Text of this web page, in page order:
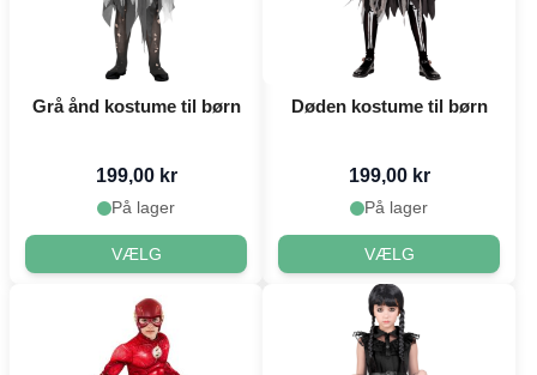
Grå ånd kostume til børn
199,00 kr
På lager
VÆLG
Døden kostume til børn
199,00 kr
På lager
VÆLG